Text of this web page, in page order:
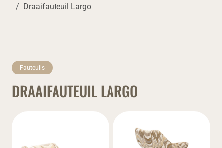
Draaifauteuil Largo
Fauteuils
DRAAIFAUTEUIL LARGO